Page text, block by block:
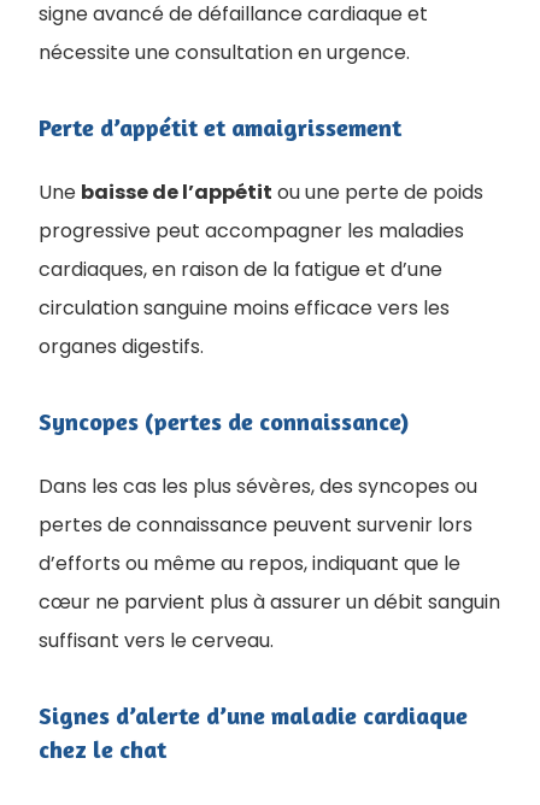
signe avancé de défaillance cardiaque et
nécessite une consultation en urgence.
Perte d’appétit et amaigrissement
Une baisse de l’appétit ou une perte de poids
progressive peut accompagner les maladies
cardiaques, en raison de la fatigue et d’une
circulation sanguine moins efficace vers les
organes digestifs.
Syncopes (pertes de connaissance)
Dans les cas les plus sévères, des syncopes ou
pertes de connaissance peuvent survenir lors
d’efforts ou même au repos, indiquant que le
cœur ne parvient plus à assurer un débit sanguin
suffisant vers le cerveau.
Signes d’alerte d’une maladie cardiaque
chez le chat